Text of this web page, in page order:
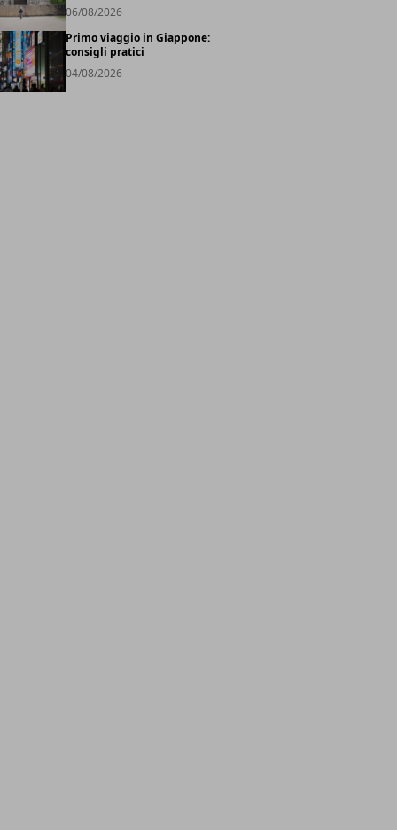
06/08/2026
Primo viaggio in Giappone:
consigli pratici
04/08/2026